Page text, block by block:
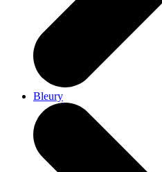
Bleury